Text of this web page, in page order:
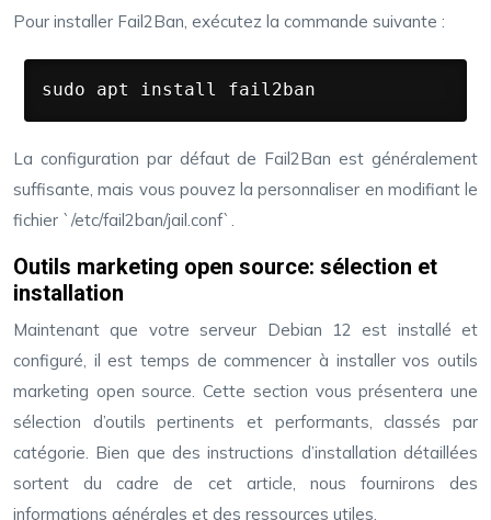
Pour installer Fail2Ban, exécutez la commande suivante :
sudo apt install fail2ban
La configuration par défaut de Fail2Ban est généralement
suffisante, mais vous pouvez la personnaliser en modifiant le
fichier `/etc/fail2ban/jail.conf`.
Outils marketing open source: sélection et
installation
Maintenant que votre serveur Debian 12 est installé et
configuré, il est temps de commencer à installer vos outils
marketing open source. Cette section vous présentera une
sélection d’outils pertinents et performants, classés par
catégorie. Bien que des instructions d’installation détaillées
sortent du cadre de cet article, nous fournirons des
informations générales et des ressources utiles.